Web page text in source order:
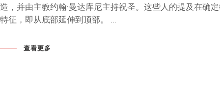
造，并由主教约翰·曼达库尼主持祝圣。这些人的提及在确
特征，即从底部延伸到顶部。
查看更多